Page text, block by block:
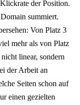
der Position.
summiert.
Von Platz 3
mehr als von Platz
linear, sondern
der Arbeit an
Seiten schon auf
einen gezielten